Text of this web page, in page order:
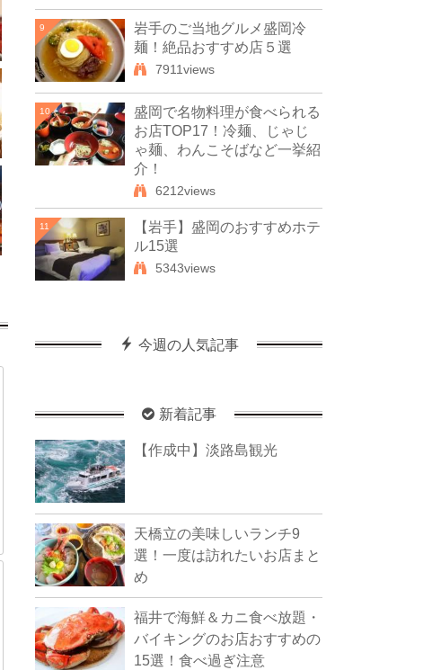
9
岩手のご当地グルメ盛岡冷
麺！絶品おすすめ店５選
7911views
10
盛岡で名物料理が食べられる
お店TOP17！冷麺、じゃじ
ゃ麺、わんこそばなど一挙紹
介！
6212views
11
【岩手】盛岡のおすすめホテ
ル15選
5343views
今週の人気記事
新着記事
【作成中】淡路島観光
天橋立の美味しいランチ9
選！一度は訪れたいお店まと
め
福井で海鮮＆カニ食べ放題・
バイキングのお店おすすめの
15選！食べ過ぎ注意